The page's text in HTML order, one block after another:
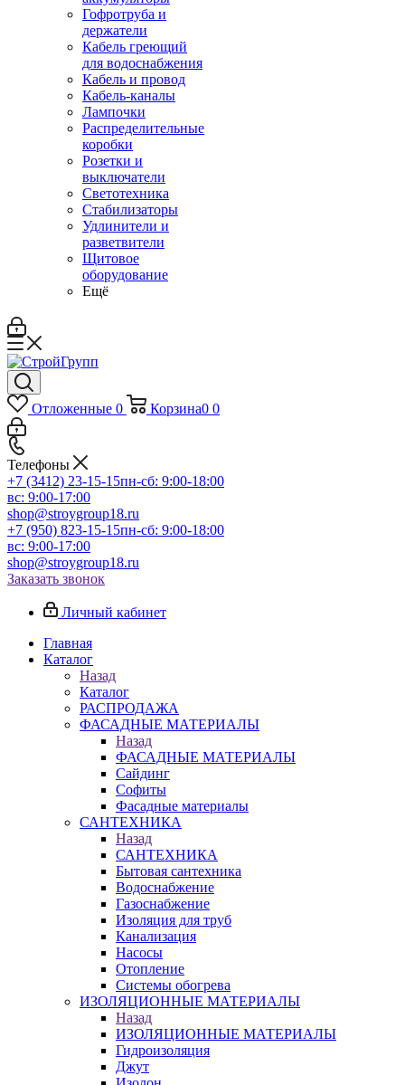
Гофротруба и
держатели
Кабель греющий
для водоснабжения
Кабель и провод
Кабель-каналы
Лампочки
Распределительные
коробки
Розетки и
выключатели
Светотехника
Стабилизаторы
Удлинители и
разветвители
Щитовое
оборудование
Ещё
Отложенные 0 Корзина0 0
Телефоны
+7 (3412) 23-15-15пн-сб: 9:00-18:00
вс: 9:00-17:00
shop@stroygroup18.ru
+7 (950) 823-15-15пн-сб: 9:00-18:00
вс: 9:00-17:00
shop@stroygroup18.ru
Заказать звонок
Личный кабинет
Главная
Каталог
Назад
Каталог
РАСПРОДАЖА
ФАСАДНЫЕ МАТЕРИАЛЫ
Назад
ФАСАДНЫЕ МАТЕРИАЛЫ
Сайдинг
Софиты
Фасадные материалы
САНТЕХНИКА
Назад
САНТЕХНИКА
Бытовая сантехника
Водоснабжение
Газоснабжение
Изоляция для труб
Канализация
Насосы
Отопление
Системы обогрева
ИЗОЛЯЦИОННЫЕ МАТЕРИАЛЫ
Назад
ИЗОЛЯЦИОННЫЕ МАТЕРИАЛЫ
Гидроизоляция
Джут